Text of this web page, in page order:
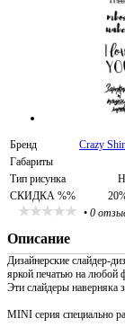
Бренд
Crazy
Габариты
Тип рисунка
СКИДКА %%
• 0
Описание
Дизайнерские слайдер-
яркой печатью на любой
Эти слайдеры наверняка
MINI серия специально